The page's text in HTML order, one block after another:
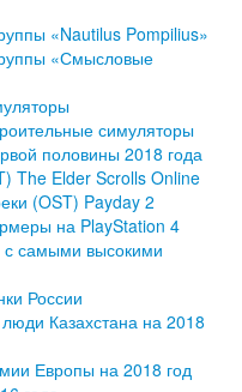
«Nautilus Pompilius»
«Смысловые
симуляторы
половины 2018 года
The Elder Scrolls Online
(OST) Payday 2
на PlayStation 4
с самыми высокими
России
Казахстана на 2018
Европы на 2018 год